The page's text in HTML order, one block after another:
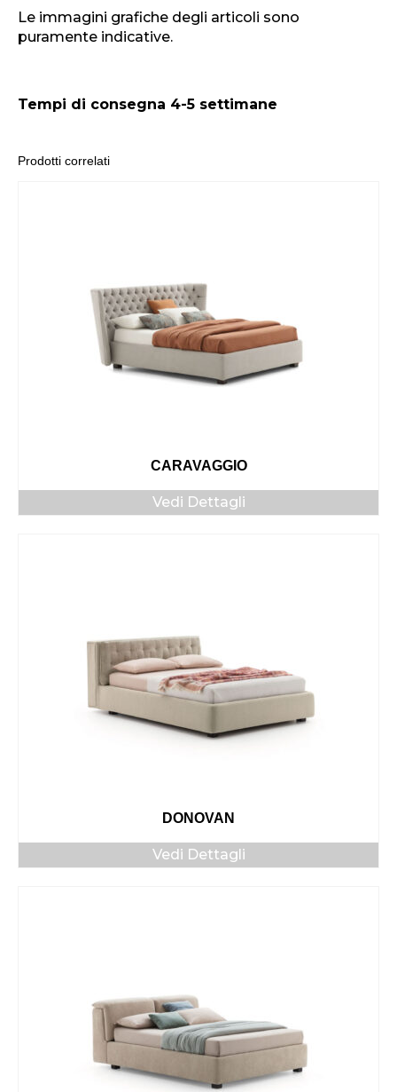
Le immagini grafiche degli articoli sono
puramente indicative.
Tempi di consegna 4-5 settimane
Prodotti correlati
CARAVAGGIO
Vedi Dettagli
DONOVAN
Vedi Dettagli